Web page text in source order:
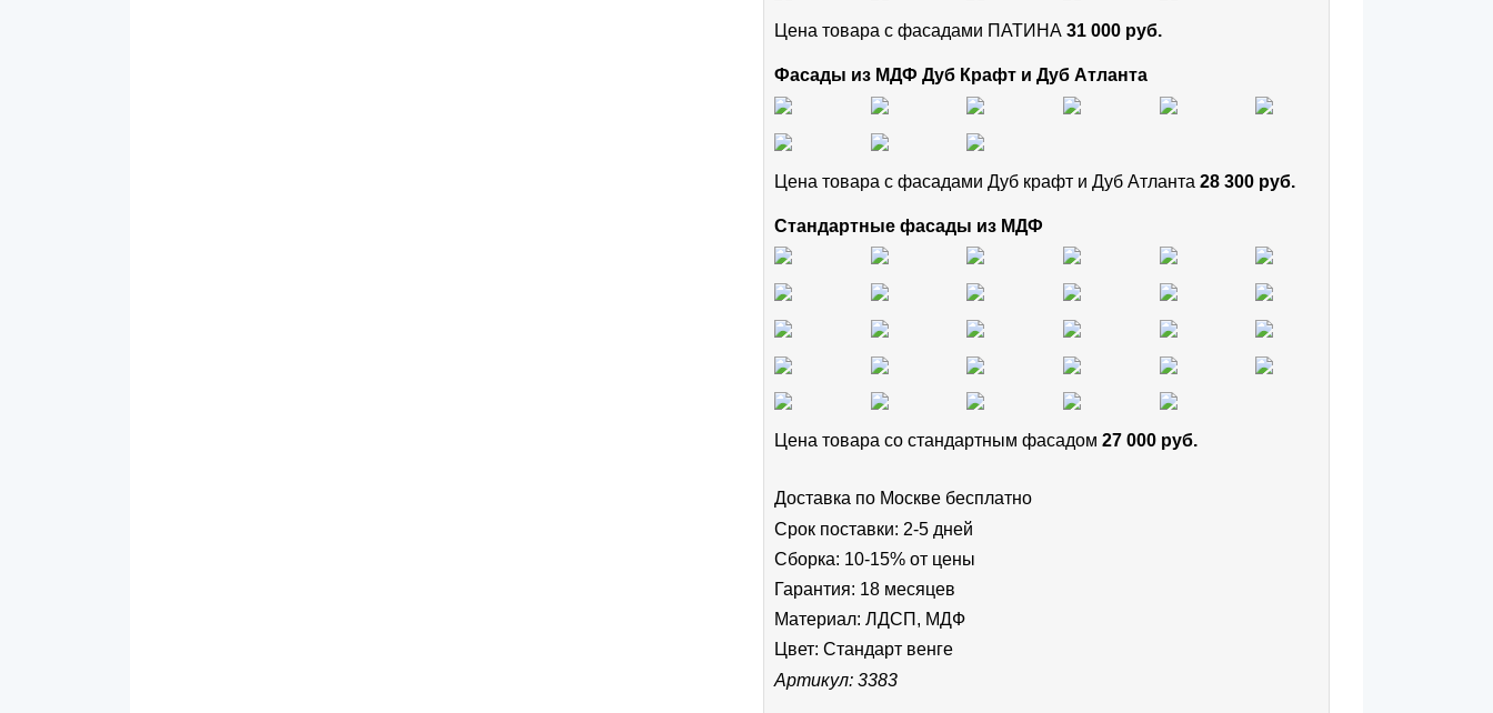
Цена товара с фасадами ПАТИНА 31 000 руб.
Фасады из МДФ Дуб Крафт и Дуб Атланта
Цена товара с фасадами Дуб крафт и Дуб Атланта 28 300 руб.
Стандартные фасады из МДФ
Цена товара cо стандартным фасадом 27 000 руб.
Доставка по Москве бесплатно
Срок поставки: 2-5 дней
Сборка: 10-15% от цены
Гарантия: 18 месяцев
Материал: ЛДСП, МДФ
Цвет: Стандарт венге
Артикул: 3383